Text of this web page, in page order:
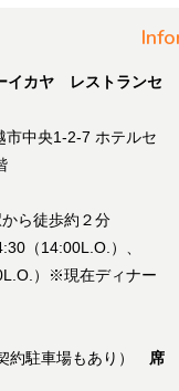
イカヤ レストランセ
市中央1-2-7 ホテルセ
ら徒歩約２分
（14:00L.O.）、
）※現在ディナー
約駐車場もあり） 席